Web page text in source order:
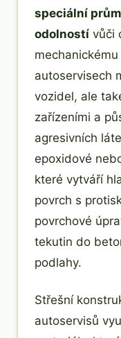
speciální
odolností vůči
autoservisech
vozidel, ale
zařízeními a
agresivních
epoxidové
které vytváří
povrch s
povrchové
tekutin do
podlahy.
Střešní
autoservisů